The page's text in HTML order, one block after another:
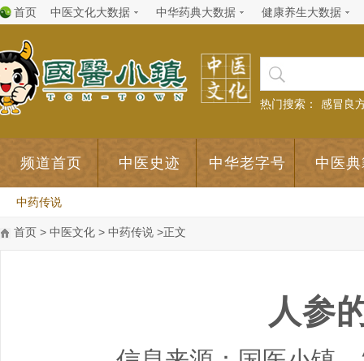
首页 中医文化大数据 中华药典大数据 健康养生大数据
热门搜索： 感冒良
频道首页 中医史迹 中华老字号 中医
中药传说
首页 > 中医文化 > 中药传说 >正文
人参